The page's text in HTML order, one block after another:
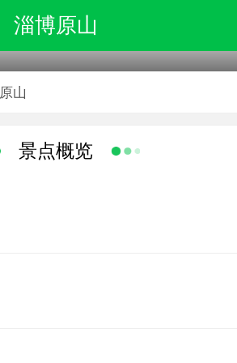
淄博原山
原山
景点概览